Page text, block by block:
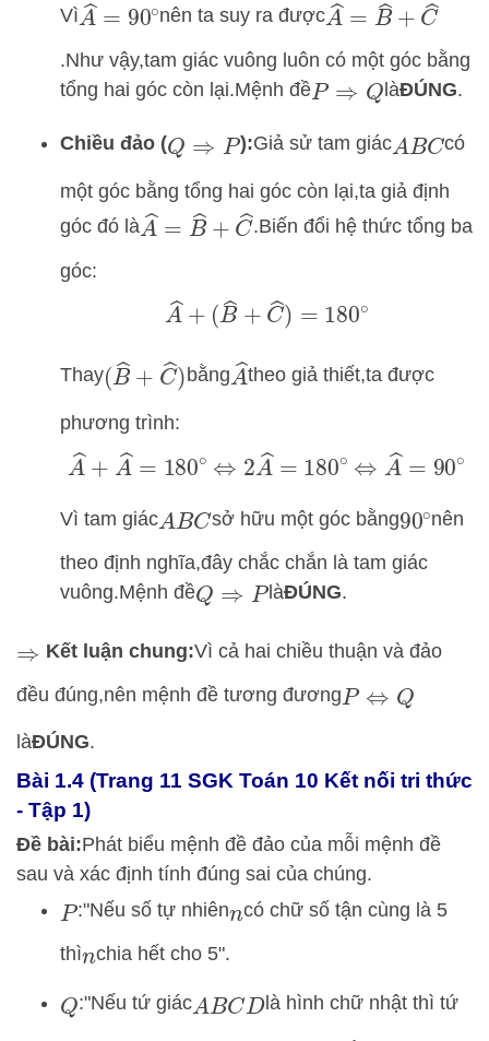
Vì A^= 90∘nên ta suy ra đượcA^=B^ +C^
.Như vậy,tam giác vuông luôn có một góc bằng
tổng hai góc còn lại.Mệnh đềP⇒Q làĐÚNG.
Chiều đảo (Q ⇒P ):Giả sử tam giácABCcó
một góc bằng tổng hai góc còn lại,ta giả định
góc đó là A^= B^ +C^.Biến đổi hệ thức tổng ba
góc:
A ^+ (B^+C^) =180∘
Thay(B^+ C^)bằng A^
theo giả thiết,ta được
phương trình:
A^+A ^= 180∘⇔ 2A^ =180∘ ⇔A^=90∘
Vì tam giácABCsở hữu một góc bằng90∘nên
theo định nghĩa,đây chắc chắn là tam giác
vuông.Mệnh đềQ ⇒P làĐÚNG.
⇒ Kết luận chung:Vì cả hai chiều thuận và đảo
đều đúng,nên mệnh đề tương đươngP⇔Q
làĐÚNG.
Bài 1.4 (Trang 11 SGK Toán 10 Kết nối tri thức
- Tập 1)
Đề bài:Phát biểu mệnh đề đảo của mỗi mệnh đề
sau và xác định tính đúng sai của chúng.
P:"Nếu số tự nhiênncó chữ số tận cùng là 5
thìnchia hết cho 5".
Q:"Nếu tứ giácABCD là hình chữ nhật thì tứ